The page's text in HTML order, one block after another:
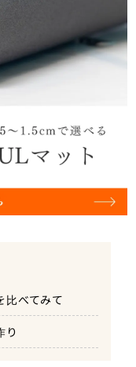
比べてみて
り